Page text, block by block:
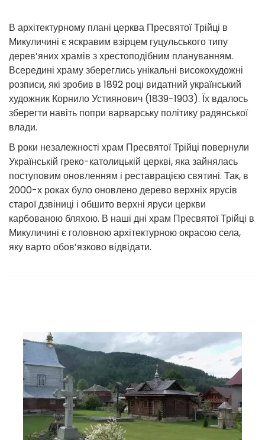
В архітектурному плані церква Пресвятої Трійці в
Микуличині є яскравим взірцем гуцульського типу
дерев’яних храмів з хрестоподібним плануванням.
Всередині храму збереглись унікальні високохудожні
розписи, які зробив в 1892 році видатний український
художник Корнило Устиянович (1839-1903). Їх вдалось
зберегти навіть попри варварську політику радянської
влади.
В роки незалежності храм Пресвятої Трійці повернули
Українській греко-католицькій церкві, яка зайнялась
поступовим оновленням і реставрацією святині. Так, в
2000-х роках було оновлено дерево верхніх ярусів
старої дзвіниці і обшито верхні яруси церкви
карбованою бляхою. В наші дні храм Пресвятої Трійці в
Микуличині є головною архітектурною окрасою села,
яку варто обов’язково відвідати.